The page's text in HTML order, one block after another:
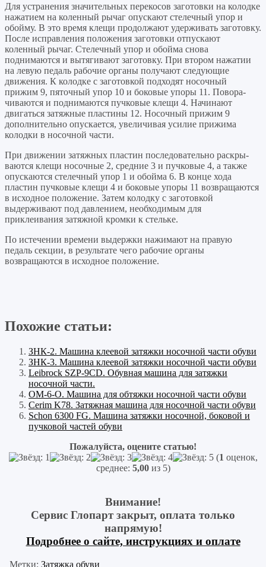
Для устранения значительных перекосов заготовки на колодке
нажатием на коленный рычаг опускают стелечный упор и
обойму. В это время клещи продолжают удерживать заготовку.
После ис­правления положения заготовки отпускают
коленный рычаг. Сте­лечный упор и обойма снова
поднимаются и вытягивают заго­товку. При втором нажатии
на левую педаль рабочие органы полу­чают следующие
движения. К колодке с заготовкой подходят носочный
прижим 9, пяточный упор 10 и боковые упоры 11. Повора­
чиваются и поднимаются пучковые клещи 4. Начинают
двигаться затяжные пластины 12. Носочный прижим 9
дополнительно опус­кается, увеличивая усилие прижима
колодки в носочной части.
При движении затяжных пластин последовательно раскры­
ваются клещи носочные 2, средние 3 и пучковые 4, а также
опускаются стелечный упор 1 и обойма 6. В конце хода
пластин пучковые клещи 4 и боковые упоры 11 возвращаются
в исходное положение. Затем колодку с заготовкой
выдерживают под давлением, не­обходимым для
приклеивания затяжной кромки к стельке.
По истечении времени выдержки нажимают на правую
педаль секции, в результате чего рабочие органы
возвращаются в исход­ное положение.
Похожие статьи:
ЗНК-2. Машина клеевой затяжки носочной части обуви
ЗНК-3. Машина клеевой затяжки носочной части обуви
Leibrock SZP-9CD. Обувная машина для затяжки
носочной части.
ОМ-6-О. Машина для обтяжки носочной части обуви
Cerim K78. Затяжная машина для носочной части обуви
Schon 6300 FG. Машина затяжки носочной, боковой и
пучковой частей обуви
Пожалуйста, оцените статью!
(1 оценок,
среднее: 5,00из 5)
Внимание!
Сервис Глопарт закрыт, оплата только
напрямую!
Подробнее о сайте, инструкциях и оплате
Метки: Затяжка обуви